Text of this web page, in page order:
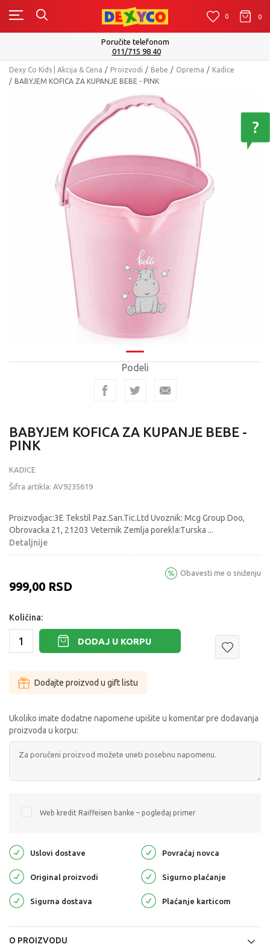
0 0 0
Isporuku možete očekivati u roku od 2 do 4
Dexy Co Kids | Akcija & Cena Proizvodi Bebe Oprema
Kadice
BABYJEM KOFICA ZA KUPANJE BEBE - PINK
Podeli
BABYJEM KOFICA ZA KUPANJE BEBE -
PINK
KADICE
Šifra artikla: AV9235619
Proizvodjac:3E Tekstil Paz.San.Tic.Ltd Uvoznik: Mcg Group Doo,
Obrovacka 21, 21203 Veternik Zemlja porekla:Turska ...
Detaljnije
999,00 RSD
Obavesti me o sniženju
Količina:
DODAJ U KORPU
Dodajte proizvod u gift listu
Ukoliko imate dodatne napomene upišite u komentar pre dodavanja
proizvoda u korpu:
Web kredit Raiffeisen banke – pogledaj primer
Uslovi dostave Povraćaj novca
Original proizvodi Sigurno plaćanje
Sigurna dostava Plaćanje karticom
O PROIZVODU